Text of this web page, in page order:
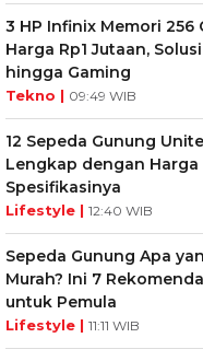
3 HP Infinix Memori 256
Harga Rp1 Jutaan,
hingga Gaming
Tekno | 09:49 WIB
12 Sepeda Gunung
Lengkap dengan Harga
Spesifikasinya
Lifestyle | 12:40 WIB
Sepeda Gunung Apa
Murah? Ini 7
untuk Pemula
Lifestyle | 11:11 WIB